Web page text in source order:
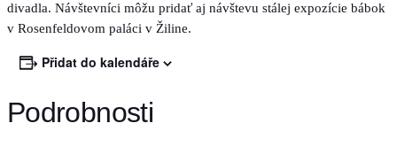
divadla. Návštevníci môžu pridať aj návštevu stálej expozície bábok
v Rosenfeldovom paláci v Žiline.
Přidat do kalendáře
Podrobnosti